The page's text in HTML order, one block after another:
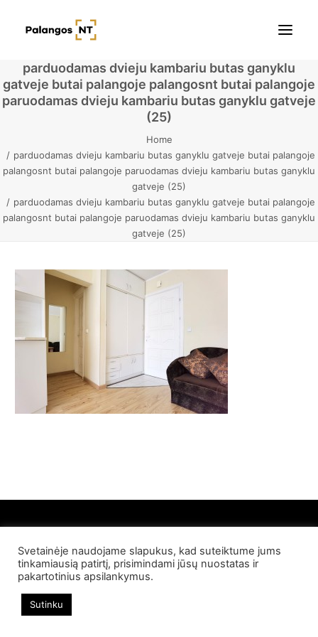
Pradžia
Namai / Kotedžai
Kontaktai
parduodamas dvieju kambariu butas ganyklu
gatveje butai palangoje palangosnt butai palangoje
paruodamas dvieju kambariu butas ganyklu gatveje
(25)
Home
parduodamas dvieju kambariu butas ganyklu gatveje butai palangoje
palangosnt butai palangoje paruodamas dvieju kambariu butas ganyklu
gatveje (25)
parduodamas dvieju kambariu butas ganyklu gatveje butai palangoje
palangosnt butai palangoje paruodamas dvieju kambariu butas ganyklu
gatveje (25)
© 2022 Palangos NT. Visos teisės saugomos
Svetainėje naudojame slapukus, kad suteiktume jums
tinkamiausią patirtį, prisimindami jūsų nuostatas ir
pakartotinius apsilankymus.
Sutinku